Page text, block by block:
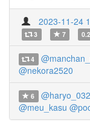
2023-11-24
3 7
4
@nekora2520
6
@meu_kasu